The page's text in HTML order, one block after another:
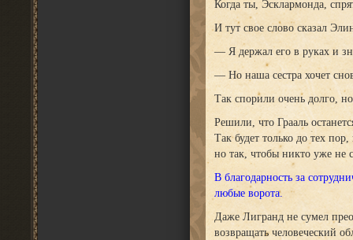
Когда ты, Эсклармонда,
И тут свое слово сказал
— Я держал его в руках и
— Но наша сестра хочет
Так спорили очень долго,
Решили, что Грааль
Так будет только до тех
но так, чтобы никто уже не
В благодарность за
любые ворота.
Даже Лигранд не сумел
возвращать человеческий